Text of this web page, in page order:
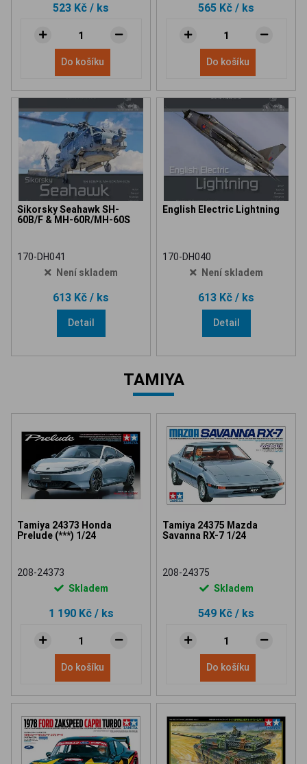
523 Kč / ks
Do košíku
565 Kč / ks
Do košíku
Sikorsky Seahawk SH-
60B/F & MH-60R/MH-60S
170-DH041
Není skladem
613 Kč / ks
Detail
English Electric Lightning
170-DH040
Není skladem
613 Kč / ks
Detail
TAMIYA
Tamiya 24373 Honda
Prelude (***) 1/24
208-24373
Skladem
1 190 Kč / ks
Do košíku
Tamiya 24375 Mazda
Savanna RX-7 1/24
208-24375
Skladem
549 Kč / ks
Do košíku